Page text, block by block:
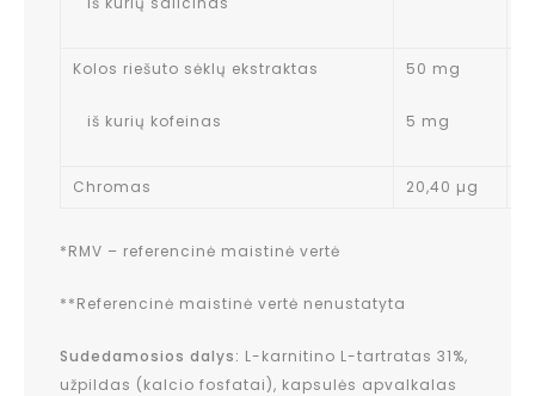
Kolos riešuto sėklų ekstraktas
iš kurių kofeinas
50 mg
5 mg
Chromas 20,40 µg
*RMV – referencinė maistinė vertė
**Referencinė maistinė vertė nenustatyta
Sudedamosios dalys: L-karnitino L-tartratas 31%,
užpildas (kalcio fosfatai), kapsulės apvalkalas